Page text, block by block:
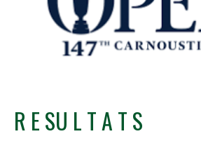
R E SU L T A T S